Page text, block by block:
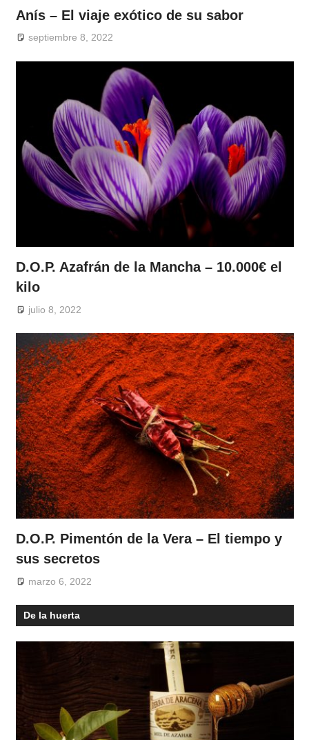
Anís – El viaje exótico de su sabor
septiembre 8, 2022
D.O.P. Azafrán de la Mancha – 10.000€ el
kilo
julio 8, 2022
D.O.P. Pimentón de la Vera – El tiempo y
sus secretos
marzo 6, 2022
De la huerta